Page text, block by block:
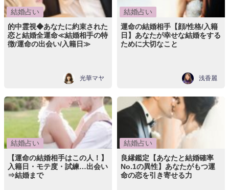
結婚占い
的中霊視◆あなたに約束された
恋と結婚全運命≪結婚相手の特
徴/運命の出会い/入籍日≫
光華マヤ
結婚占い
運命の結婚相手【顔/性格/入籍
日】あなたが幸せな結婚をする
ために大切なこと
浅香麗
結婚占い
【運命の結婚相手はこの人！】
入籍日・モテ度・試練…出会い
⇒結婚まで
結婚占い
良縁鑑定【あなたと結婚確率
No.1の異性】あなたがもつ運
命の恋を引き寄せる力